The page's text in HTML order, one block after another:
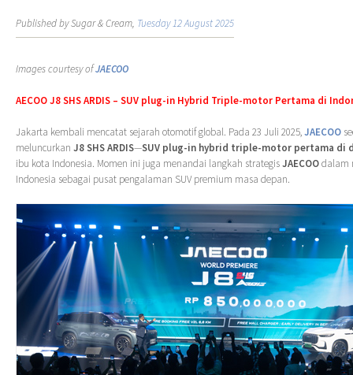
Published by Sugar & Cream, Tuesday 12 August 2025
Images courtesy ofJAECOO
AECOO J8 SHS ARDIS – SUV plug-in Hybrid Triple-motor Pertama di
Jakarta kembali mencatat sejarah otomotif global. Pada 23 Juli 2025,JAECOO
meluncurkan J8 SHS ARDIS—SUV plug-in hybrid triple-motor pertama di
ibu kota Indonesia. Momen ini juga menandai langkah strategisJAECOOdalam
Indonesia sebagai pusat pengalaman SUV premium masa depan.